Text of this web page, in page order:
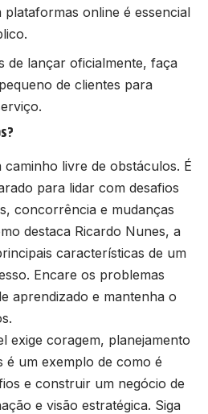
plataformas online é essencial
de lançar oficialmente, faça
de clientes para
livre de obstáculos. É
para lidar com desafios
concorrência e mudanças
destaca Ricardo Nunes, a
características de um
Encare os problemas
aprendizado e mantenha o
exige coragem, planejamento
é um exemplo de como é
e construir um negócio de
e visão estratégica. Siga